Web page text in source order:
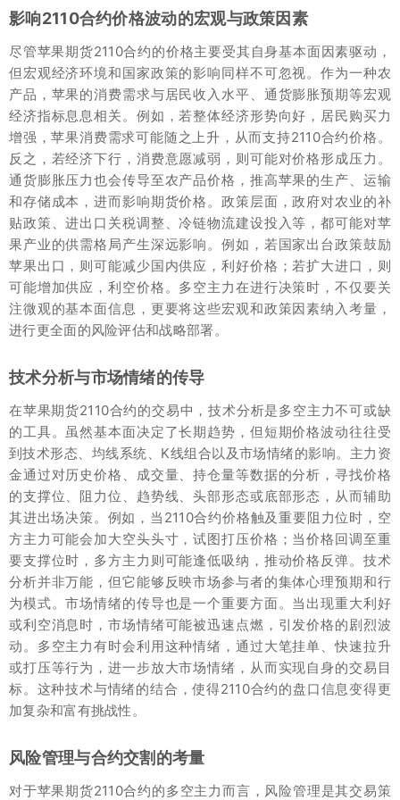
影响2110合约价格波动的宏观与政策因素
尽管苹果期货2110合约的价格主要受其自身基本面因素驱动，
但宏观经济环境和国家政策的影响同样不可忽视。作为一种农
产品，苹果的消费需求与居民收入水平、通货膨胀预期等宏观
经济指标息息相关。例如，若整体经济形势向好，居民购买力
增强，苹果消费需求可能随之上升，从而支持2110合约价格。
反之，若经济下行，消费意愿减弱，则可能对价格形成压力。
通货膨胀压力也会传导至农产品价格，推高苹果的生产、运输
和存储成本，进而影响期货价格。政策层面，政府对农业的补
贴政策、进出口关税调整、冷链物流建设投入等，都可能对苹
果产业的供需格局产生深远影响。例如，若国家出台政策鼓励
苹果出口，则可能减少国内供应，利好价格；若扩大进口，则
可能增加供应，利空价格。多空主力在进行决策时，不仅要关
注微观的基本面信息，更要将这些宏观和政策因素纳入考量，
进行更全面的风险评估和战略部署。
技术分析与市场情绪的传导
在苹果期货2110合约的交易中，技术分析是多空主力不可或缺
的工具。虽然基本面决定了长期趋势，但短期价格波动往往受
到技术形态、均线系统、K线组合以及市场情绪的影响。主力资
金通过对历史价格、成交量、持仓量等数据的分析，寻找价格
的支撑位、阻力位、趋势线、头部形态或底部形态，从而辅助
其进出场决策。例如，当2110合约价格触及重要阻力位时，空
方主力可能会加大空头头寸，试图打压价格；当价格回调至重
要支撑位时，多方主力则可能逢低吸纳，推动价格反弹。技术
分析并非万能，但它能够反映市场参与者的集体心理预期和行
为模式。市场情绪的传导也是一个重要方面。当出现重大利好
或利空消息时，市场情绪可能被迅速点燃，引发价格的剧烈波
动。多空主力有时会利用这种情绪，通过大笔挂单、快速拉升
或打压等行为，进一步放大市场情绪，从而实现自身的交易目
标。这种技术与情绪的结合，使得2110合约的盘口信息变得更
加复杂和富有挑战性。
风险管理与合约交割的考量
对于苹果期货2110合约的多空主力而言，风险管理是其交易策